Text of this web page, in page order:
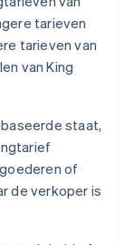
tarieven
tarieven van
van King
staat,
of
de verkoper is